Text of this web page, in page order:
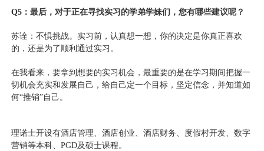
Q5：最后，对于正在寻找实习的学弟学妹们，您有哪些建议呢？
苏诠：不惧挑战。实习前，认真想一想，你的决定是你真正喜欢
的，还是为了顺利通过实习。
在我看来，要拿到想要的实习机会，最重要的是在学习期间把握一
切机会充实和发展自己，给自己定一个目标，坚定信念，并知道如
何“推销”自己。
理诺士开设有酒店管理、酒店创业、酒店财务、度假村开发、数字
营销等本科、PGD及硕士课程。